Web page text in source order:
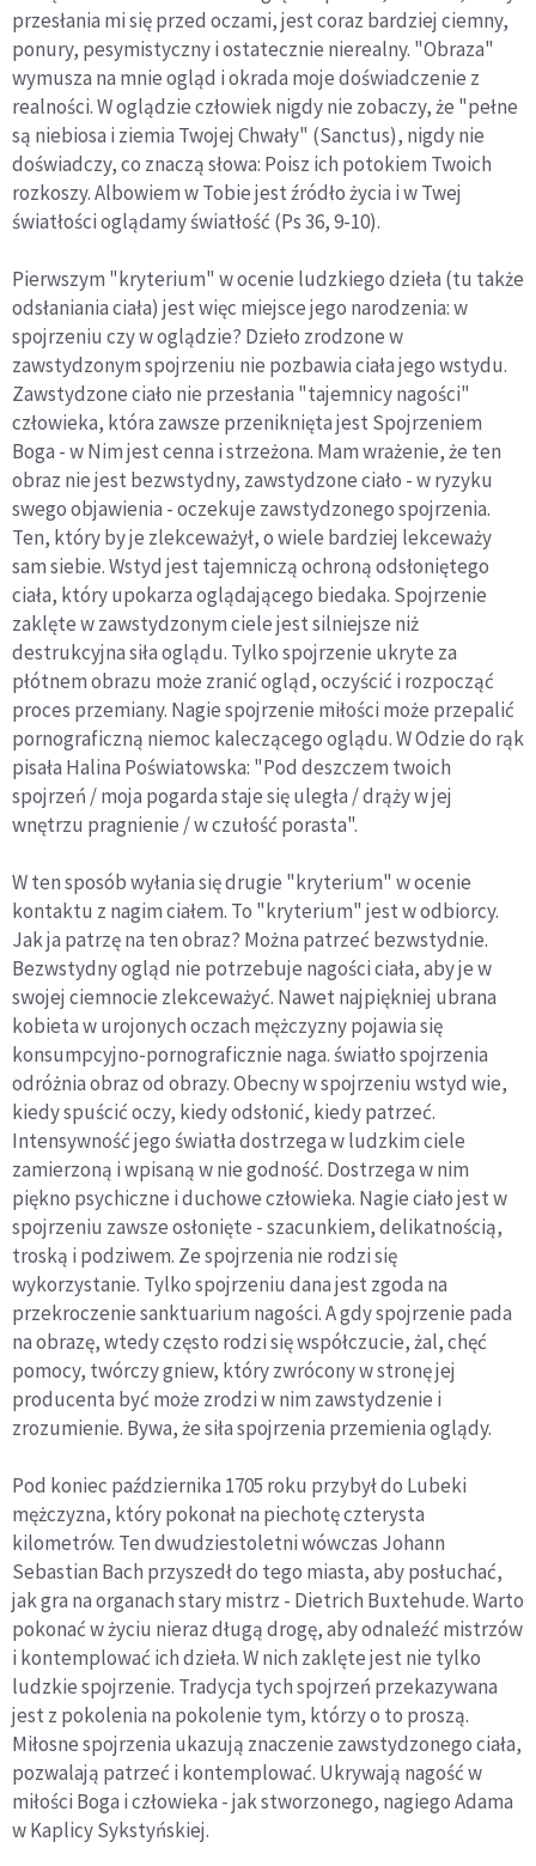
przesłania mi się przed oczami, jest coraz bardziej ciemny,
ponury, pesymistyczny i ostatecznie nierealny. "Obraza"
wymusza na mnie ogląd i okrada moje doświadczenie z
realności. W oglądzie człowiek nigdy nie zobaczy, że "pełne
są niebiosa i ziemia Twojej Chwały" (Sanctus), nigdy nie
doświadczy, co znaczą słowa: Poisz ich potokiem Twoich
rozkoszy. Albowiem w Tobie jest źródło życia i w Twej
światłości oglądamy światłość (Ps 36, 9-10).
Pierwszym "kryterium" w ocenie ludzkiego dzieła (tu także
odsłaniania ciała) jest więc miejsce jego narodzenia: w
spojrzeniu czy w oglądzie? Dzieło zrodzone w
zawstydzonym spojrzeniu nie pozbawia ciała jego wstydu.
Zawstydzone ciało nie przesłania "tajemnicy nagości"
człowieka, która zawsze przeniknięta jest Spojrzeniem
Boga - w Nim jest cenna i strzeżona. Mam wrażenie, że ten
obraz nie jest bezwstydny, zawstydzone ciało - w ryzyku
swego objawienia - oczekuje zawstydzonego spojrzenia.
Ten, który by je zlekceważył, o wiele bardziej lekceważy
sam siebie. Wstyd jest tajemniczą ochroną odsłoniętego
ciała, który upokarza oglądającego biedaka. Spojrzenie
zaklęte w zawstydzonym ciele jest silniejsze niż
destrukcyjna siła oglądu. Tylko spojrzenie ukryte za
płótnem obrazu może zranić ogląd, oczyścić i rozpocząć
proces przemiany. Nagie spojrzenie miłości może przepalić
pornograficzną niemoc kaleczącego oglądu. W Odzie do rąk
pisała Halina Poświatowska: "Pod deszczem twoich
spojrzeń / moja pogarda staje się uległa / drąży w jej
wnętrzu pragnienie / w czułość porasta".
W ten sposób wyłania się drugie "kryterium" w ocenie
kontaktu z nagim ciałem. To "kryterium" jest w odbiorcy.
Jak ja patrzę na ten obraz? Można patrzeć bezwstydnie.
Bezwstydny ogląd nie potrzebuje nagości ciała, aby je w
swojej ciemnocie zlekceważyć. Nawet najpiękniej ubrana
kobieta w urojonych oczach mężczyzny pojawia się
konsumpcyjno-pornograficznie naga. światło spojrzenia
odróżnia obraz od obrazy. Obecny w spojrzeniu wstyd wie,
kiedy spuścić oczy, kiedy odsłonić, kiedy patrzeć.
Intensywność jego światła dostrzega w ludzkim ciele
zamierzoną i wpisaną w nie godność. Dostrzega w nim
piękno psychiczne i duchowe człowieka. Nagie ciało jest w
spojrzeniu zawsze osłonięte - szacunkiem, delikatnością,
troską i podziwem. Ze spojrzenia nie rodzi się
wykorzystanie. Tylko spojrzeniu dana jest zgoda na
przekroczenie sanktuarium nagości. A gdy spojrzenie pada
na obrazę, wtedy często rodzi się współczucie, żal, chęć
pomocy, twórczy gniew, który zwrócony w stronę jej
producenta być może zrodzi w nim zawstydzenie i
zrozumienie. Bywa, że siła spojrzenia przemienia oglądy.
Pod koniec października 1705 roku przybył do Lubeki
mężczyzna, który pokonał na piechotę czterysta
kilometrów. Ten dwudziestoletni wówczas Johann
Sebastian Bach przyszedł do tego miasta, aby posłuchać,
jak gra na organach stary mistrz - Dietrich Buxtehude. Warto
pokonać w życiu nieraz długą drogę, aby odnaleźć mistrzów
i kontemplować ich dzieła. W nich zaklęte jest nie tylko
ludzkie spojrzenie. Tradycja tych spojrzeń przekazywana
jest z pokolenia na pokolenie tym, którzy o to proszą.
Miłosne spojrzenia ukazują znaczenie zawstydzonego ciała,
pozwalają patrzeć i kontemplować. Ukrywają nagość w
miłości Boga i człowieka - jak stworzonego, nagiego Adama
w Kaplicy Sykstyńskiej.